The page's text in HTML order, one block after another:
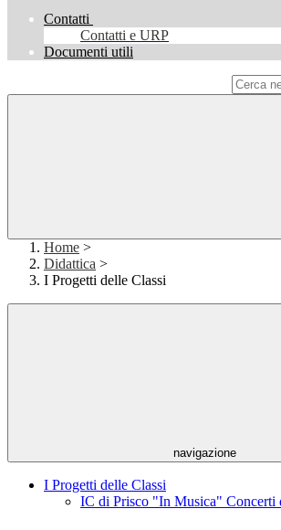
Contatti
Contatti e URP
Documenti utili
Home >
Didattica >
I Progetti delle Classi
navigazione
I Progetti delle Classi
IC di Prisco "In Musica" Concerti